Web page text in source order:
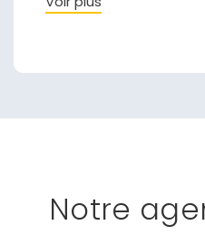
la faune fascinante de
Notre
ou